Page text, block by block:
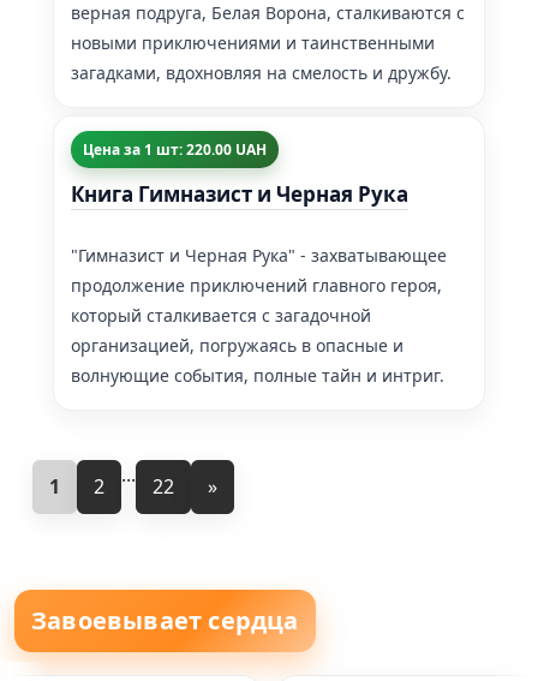
верная подруга, Белая Ворона, сталкиваются с
новыми приключениями и таинственными
загадками, вдохновляя на смелость и дружбу.
Цена за 1 шт: 220.00 UAH
Книга Гимназист и Черная Рука
"Гимназист и Черная Рука" - захватывающее
продолжение приключений главного героя,
который сталкивается с загадочной
организацией, погружаясь в опасные и
волнующие события, полные тайн и интриг.
1 2 ... 22 »
Завоевывает сердца